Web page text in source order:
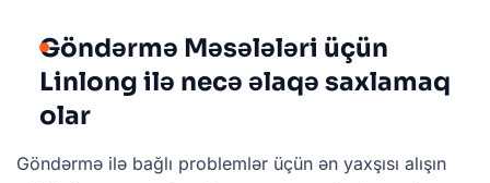
Göndərmə Məsələləri üçün
Linlong ilə necə əlaqə saxlamaq
olar
Göndərmə ilə bağlı problemlər üçün ən yaxşısı alışın